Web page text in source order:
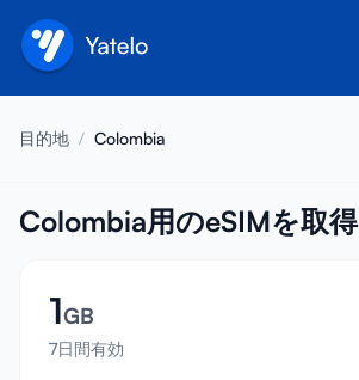
会社概要
友達を紹介
アフィリエイトになる
目的地 / Colombia
Colombia用のeSIMを取得
1GB
7日間有効